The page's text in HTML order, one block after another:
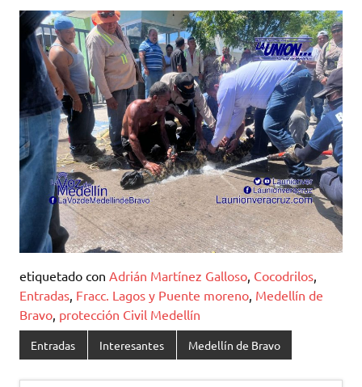
etiquetado con Adrián Martínez Galloso, Cocodrilos,
Entradas, Fracc. Lagos y Puente moreno, Medellín de
Bravo, protección Civil Medellín
Entradas Interesantes Medellín de Bravo